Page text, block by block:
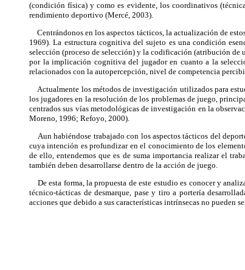
(condición física) y como es evidente, los coordinativos
rendimiento deportivo (Mercé, 2003).
Centrándonos en los aspectos tácticos, la actualización de
1969). La estructura cognitiva del sujeto es una condición
selección (proceso de selección) y la codificación (atribución de
por la implicación cognitiva del jugador en cuanto a la
relacionados con la autopercepción, nivel de competencia
Actualmente los métodos de investigación utilizados para
los jugadores en la resolución de los problemas de juego,
centrados sus vías metodológicas de investigación en la
Moreno, 1996; Refoyo, 2000).
Aun habiéndose trabajado con los aspectos tácticos del
cuya intención es profundizar en el conocimiento de los
de ello, entendemos que es de suma importancia realizar el
también deben desarrollarse dentro de la acción de juego.
De esta forma, la propuesta de este estudio es conocer y
técnico-tácticas de desmarque, pase y tiro a portería
acciones que debido a sus características intrínsecas no pueden